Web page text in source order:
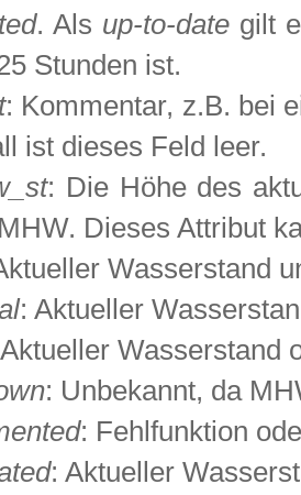
. Als up-to-date gilt
Stunden ist.
: Kommentar, z.B. bei
ist dieses Feld leer.
: Die Höhe des
Dieses Attribut
Wasserstand
: Aktueller
Wasserstand
: Unbekannt, da
: Fehlfunktion
: Aktueller